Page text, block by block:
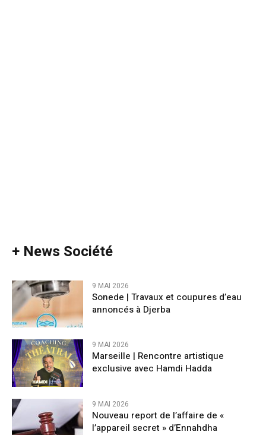
+ News Société
9 MAI 2026
Sonede | Travaux et coupures d’eau
annoncés à Djerba
9 MAI 2026
Marseille | Rencontre artistique
exclusive avec Hamdi Hadda
9 MAI 2026
Nouveau report de l’affaire de «
l’appareil secret » d’Ennahdha